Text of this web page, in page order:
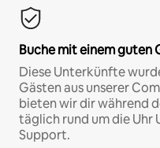
Buche mit einem guten
Diese Unterkünfte
Gästen aus unserer
bieten wir dir während
täglich rund um die Uhr
Support.